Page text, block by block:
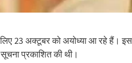
23 अक्टूबर को अयोध्या आ रहे हैं। इस
प्रकाशित की थी।